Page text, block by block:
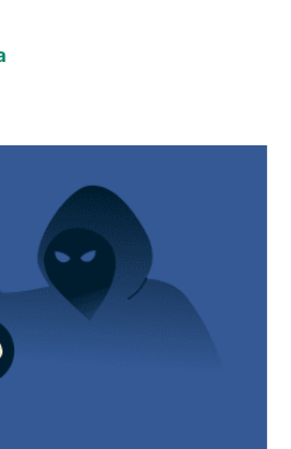
URL?
phishing
phishing met
URL phishing